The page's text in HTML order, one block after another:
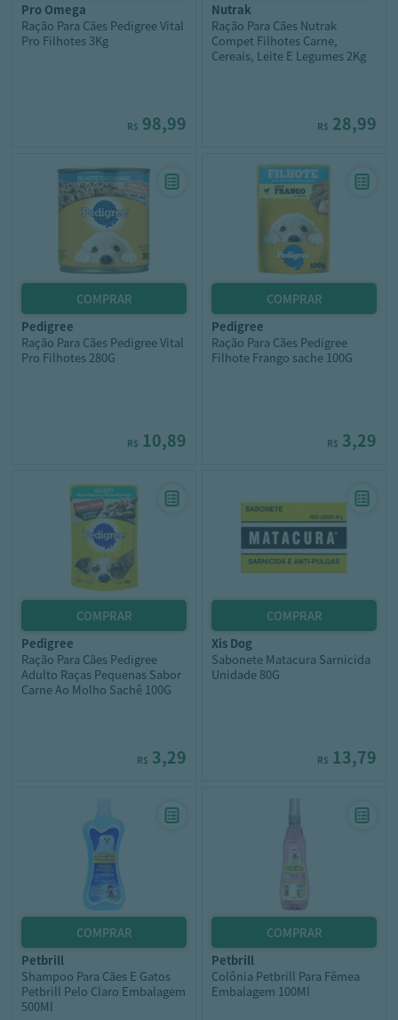
pro omega
Ração Para Cães Pedigree Vital
Pro Filhotes 3Kg
R$ 98,99
nutrak
Ração Para Cães Nutrak
Compet Filhotes Carne,
Cereais, Leite E Legumes 2Kg
R$ 28,99
pedigree
Ração Para Cães Pedigree Vital
Pro Filhotes 280G
R$ 10,89
pedigree
Ração Para Cães Pedigree
Filhote Frango sache 100G
R$ 3,29
pedigree
Ração Para Cães Pedigree
Adulto Raças Pequenas Sabor
Carne Ao Molho Sachê 100G
R$ 3,29
xis dog
Sabonete Matacura Sarnicida
Unidade 80G
R$ 13,79
petbrill
Shampoo Para Cães E Gatos
Petbrill Pelo Claro Embalagem
500Ml
petbrill
Colônia Petbrill Para Fêmea
Embalagem 100Ml